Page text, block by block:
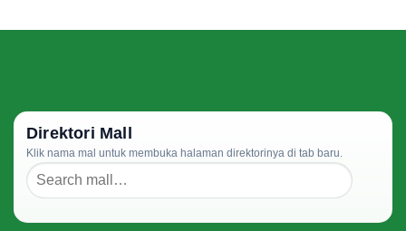
Direktori Mall
Klik nama mal untuk membuka halaman direktorinya di tab baru.